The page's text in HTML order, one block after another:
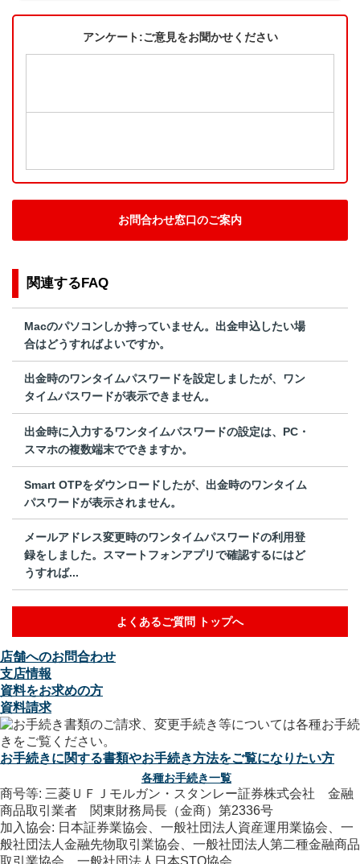
アンケート:ご意見をお聞かせください
お問合わせ窓口のご案内
関連するFAQ
Macのパソコンしか持っていません。出金申込したい場
合はどうすればよいですか。
出金時のワンタイムパスワードを設定しましたが、ワン
タイムパスワードが表示できません。
出金時に入力するワンタイムパスワードの設定は、PC・
スマホの複数端末でできますか。
Smart OTPをダウンロードしたが、出金時のワンタイム
パスワードが表示されません。
メールアドレス変更時のワンタイムパスワードの利用登
録をしました。スマートフォンアプリで確認するにはど
うすれば...
よくあるご質問 トップへ
店舗へのお問合わせ
支店情報
資料をお求めの方
資料請求
お手続きに関する書類やお手続き方法をご覧になりたい方
各種お手続き一覧
商号等: 三菱ＵＦＪモルガン・スタンレー証券株式会社 金融
商品取引業者 関東財務局長（金商）第2336号
加入協会: 日本証券業協会、一般社団法人資産運用業協会、一
般社団法人金融先物取引業協会、一般社団法人第二種金融商品
取引業協会、一般社団法人日本STO協会